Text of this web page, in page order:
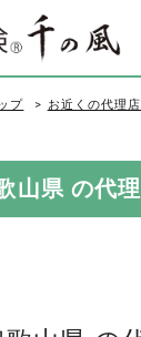
プ お近くの代理
山県 の代